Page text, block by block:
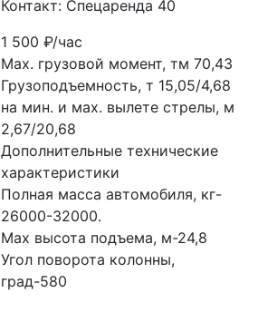
Контакт: Спецаренда 40
1 500₽/час
Мах. грузовой момент, тм 70,43
Грузоподъемность, т 15,05/4,68
на мин. и мах. вылете стрелы, м
2,67/20,68
Дополнительные технические
характеристики
Полная масса автомобиля, кг-
26000-32000.
Мах высота подъема, м-24,8
Угол поворота колонны,
град-580